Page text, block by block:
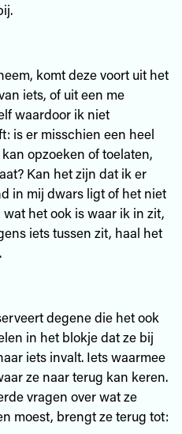
komt deze voort uit het
iets, of uit een me
waardoor ik niet
is er misschien een heel
opzoeken of toelaten,
Kan het zijn dat ik er
in mij dwars ligt of het niet
het ook is waar ik in zit,
iets tussen zit, haal het
degene die het ook
in het blokje dat ze bij
iets invalt. Iets waarmee
ze naar terug kan keren.
vragen over wat ze
moest, brengt ze terug tot: